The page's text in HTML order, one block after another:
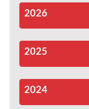
2026
2025
2024